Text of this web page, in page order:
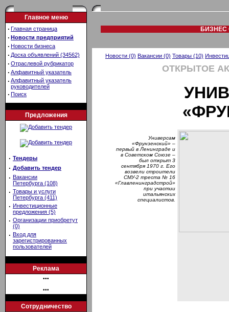
Главное меню
· Главная страница
· Новости предприятий
· Новости бизнеса
· Доска объявлений (34562)
· Отраслевой рубрикатор
· Алфавитный указатель
· Алфавитный указатель
руководителей
· Поиск
Предложения
· Тендеры
· Добавить тендер
· Вакансии
Петербурга (108)
· Товары и услуги
Петербурга (411)
· Инвестиционные
предложения (5)
· Организации приобретут
(0)
· Вход для
зарегистрированных
пользователей
Реклама
•••
•••
Сотрудничество
БИЗНЕС
Новости (0) Вакансии (0) Товары (10)
ОТКРЫТОЕ
Универсам
«Фрунзенский» –
первый в Ленинграде и
в Советском Союзе –
был открыт 3
сентября 1970 г. Его
возвели строители
СМУ-2 треста № 16
«Главленинградстрой»
при участии
итальянских
специалистов.